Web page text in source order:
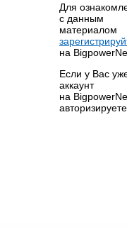
Для
с данным
материалом
на
Если у Вас
аккаунт
на